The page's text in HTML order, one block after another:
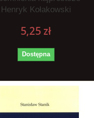
Henryk Kołakowski
5,25 zł
Dostępna